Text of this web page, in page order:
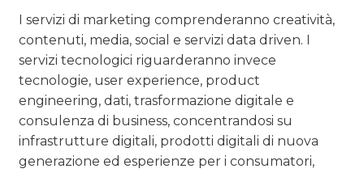
I servizi di marketing comprenderanno creatività,
contenuti, media, social e servizi data driven. I
servizi tecnologici riguarderanno invece
tecnologie, user experience, product
engineering, dati, trasformazione digitale e
consulenza di business, concentrandosi su
infrastrutture digitali, prodotti digitali di nuova
generazione ed esperienze per i consumatori,